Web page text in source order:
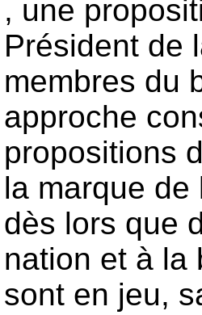
, une
Président de
membres du
approche
propositions
la marque
dès lors que
nation et à la
sont en jeu,